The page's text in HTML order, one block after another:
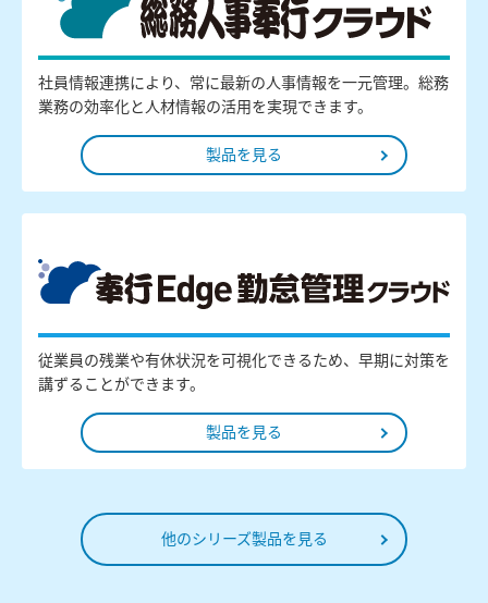
社員情報連携により、常に最新の人事情報を一元管理。総務
業務の効率化と人材情報の活用を実現できます。
製品を見る
従業員の残業や有休状況を可視化できるため、早期に対策を
講ずることができます。
製品を見る
他のシリーズ製品を見る